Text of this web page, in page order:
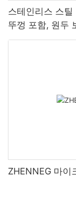
스테인리스 스
뚜껑 포함, 원두
ZHENNEG 마이